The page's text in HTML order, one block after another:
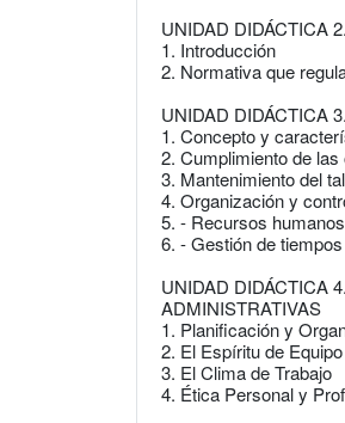
UNIDAD DIDÁCTICA
1. Introducción
2. Normativa que
UNIDAD DIDÁCTICA
1. Concepto y
2. Cumplimiento de
3. Mantenimiento del
4. Organización y
5. - Recursos
6. - Gestión de tiempos
UNIDAD DIDÁCTICA
ADMINISTRATIVAS
1. Planificación y
2. El Espíritu de
3. El Clima de Trabajo
4. Ética Personal y